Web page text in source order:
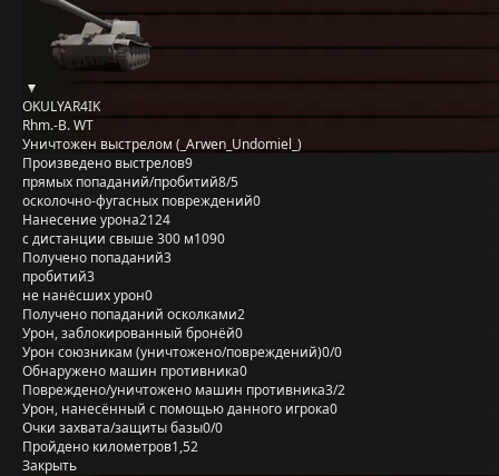
OKULYAR4IK
Rhm.-B. WT
Уничтожен выстрелом (_Arwen_Undomiel_)
Произведено выстрелов9
прямых попаданий/пробитий8/5
осколочно-фугасных повреждений0
Нанесение урона2124
с дистанции свыше 300 м1090
Получено попаданий3
пробитий3
не нанёсших урон0
Получено попаданий осколками2
Урон, заблокированный бронёй0
Урон союзникам (уничтожено/повреждений)0/0
Обнаружено машин противника0
Повреждено/уничтожено машин противника3/2
Урон, нанесённый с помощью данного игрока0
Очки захвата/защиты базы0/0
Пройдено километров1,52
Закрыть